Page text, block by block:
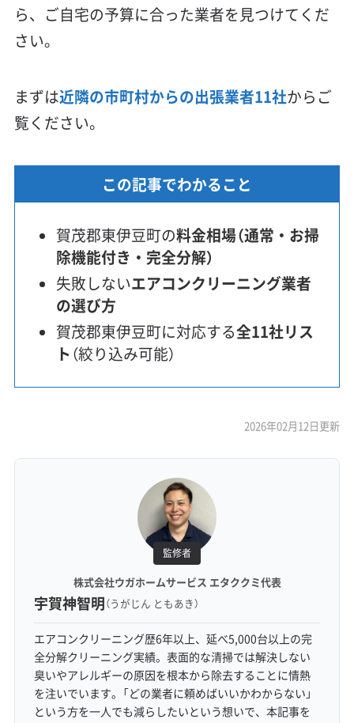
ら、ご自宅の予算に合った業者を見つけてくだ
さい。
まずは近隣の市町村からの出張業者11社からご
覧ください。
この記事でわかること
賀茂郡東伊豆町の料金相場（通常・お掃
除機能付き・完全分解）
失敗しないエアコンクリーニング業者
の選び方
賀茂郡東伊豆町に対応する全11社リス
ト （絞り込み可能）
2026年02月12日更新
監修者
株式会社ウガホームサービス エタククミ代表
宇賀神智明（うがじん ともあき）
エアコンクリーニング歴6年以上、延べ5,000台以上の完
全分解クリーニング実績。表面的な清掃では解決しない
臭いやアレルギーの原因を根本から除去することに情熱
を注いでいます。「どの業者に頼めばいいかわからない」
という方を一人でも減らしたいという想いで、本記事を